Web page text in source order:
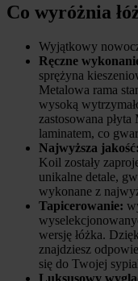
Co wyróżnia
Wyjątkowy
Ręczne
sprężyna
Metalowa rama
wysoką
zastosowana
laminatem, co
Najwyższa jakość:
Koil zostały
unikalne detale,
wykonane z
Tapicerowanie:
wersję łóżka.
znajdziesz
się do Twojej
Luksusowy